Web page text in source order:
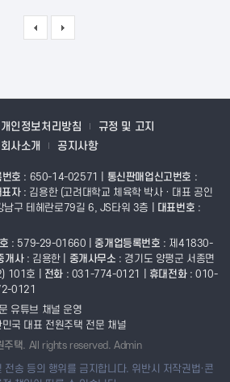
개인정보처리방침
규정 및 고지
회사소개
공지사항
호 : 650-14-02571 | 통신판매업신고번호 :
표자: 김용한 (고려대학교 체육학 박사 · 대표 공인
구 테헤란로79길 6, JS타워 3층 | 대표번호 :
: 579-29-01660 | 중개업등록번호 : 제41830-
개사: 김용한 중개사무소 : 경기도 양평군 서종면
101호 | 전화 : 031-774-0121 | 휴대전화: 010-
0121
유튜브 채널 운영
국 대표 전원주택 전문 채널
주택. All rights reserved.Admin
송 등의 행위를 금지합니다. 위반시 저작권법·콘
번호 : 650-14-02571 | 통신판매업신고번호:
표자: 김용한 (고려대학교 체육학 박사 · 대표 공
강남구 테헤란로79길 6, JS타워 3층 |
호: 579-29-01660 | 중개업등록번호
표 공인중개사 : 김용한 중개사무소
|팩스: 031-772-0121